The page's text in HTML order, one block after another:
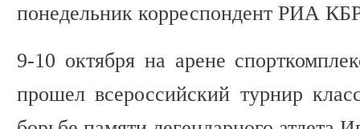
понедельник корреспондент РИА
9-10 октября на арене
прошел всероссийский турнир